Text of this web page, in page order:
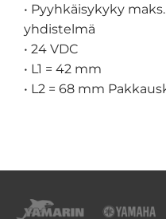
• Pyyhkäisykyky
yhdistelmä
• 24 VDC
• L1 = 42 mm
• L2 = 68 mm